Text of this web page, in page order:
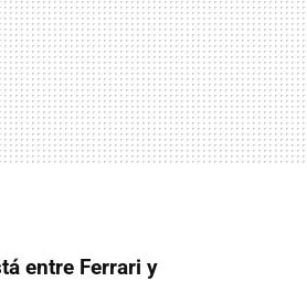
entre Ferrari y